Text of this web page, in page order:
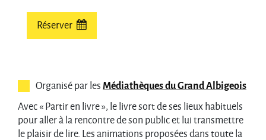
Réserver
Organisé par les Médiathèques du Grand Albigeois
Avec « Partir en livre », le livre sort de ses lieux habituels
pour aller à la rencontre de son public et lui transmettre
le plaisir de lire. Les animations proposées dans toute la